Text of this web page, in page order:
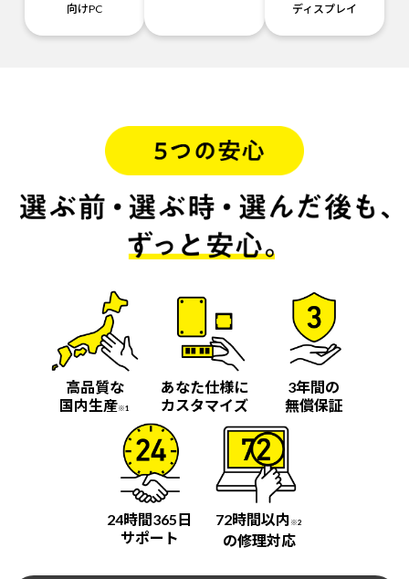
向けPC
ディスプレイ
高品質な
国内生産※1
あなた仕様に
カスタマイズ
3年間の
無償保証
24時間365日
サポート
72時間以内 ※2
の修理対応